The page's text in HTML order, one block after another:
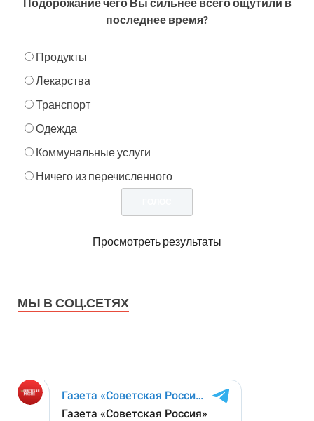
Подорожание чего Вы сильнее всего ощутили в
последнее время?
Продукты
Лекарства
Транспорт
Одежда
Коммунальные услуги
Ничего из перечисленного
Просмотреть результаты
МЫ В СОЦ.СЕТЯХ